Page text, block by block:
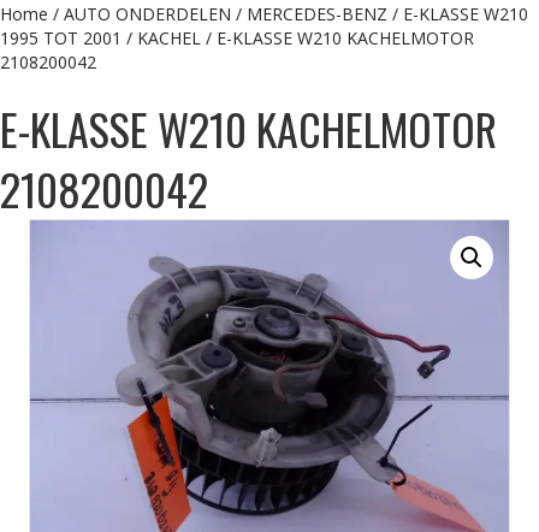
Home / AUTO ONDERDELEN / MERCEDES-BENZ / E-KLASSE W210
1995 TOT 2001 / KACHEL / E-KLASSE W210 KACHELMOTOR
2108200042
E-KLASSE W210 KACHELMOTOR
2108200042